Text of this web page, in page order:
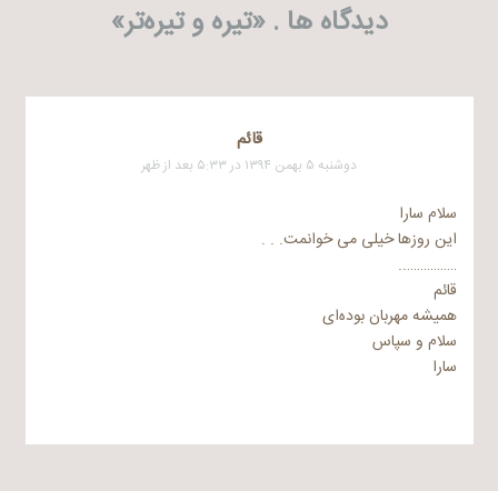
دیدگاه ها . «تیره و تیره‌تر»
قائم
دوشنبه ۵ بهمن ۱۳۹۴ در ۵:۳۳ بعد از ظهر
سلام سارا
این روزها خیلی می خوانمت. . .
……………..
قائم
همیشه مهربان بوده‌ای
سلام و سپاس
سارا